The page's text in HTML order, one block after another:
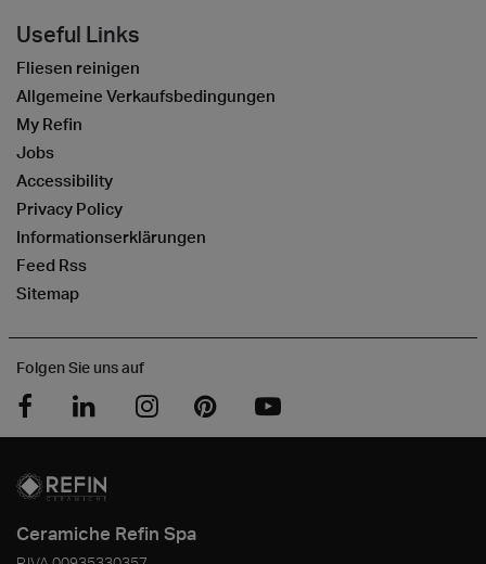
Useful Links
Fliesen reinigen
Allgemeine Verkaufsbedingungen
My Refin
Jobs
Accessibility
Privacy Policy
Informationserklärungen
Feed Rss
Sitemap
Folgen Sie uns auf
Ceramiche Refin Spa